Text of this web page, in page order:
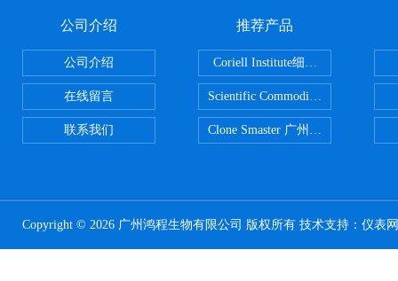
公司介绍
公司介绍
在线留言
联系我们
推荐产品
Scientific CommoditiesPE管 广州
Clone Smaster 广州鸿程代理
Copyright © 2026 广州鸿程生物有限公司 版权所有 技术支持： 仪表网